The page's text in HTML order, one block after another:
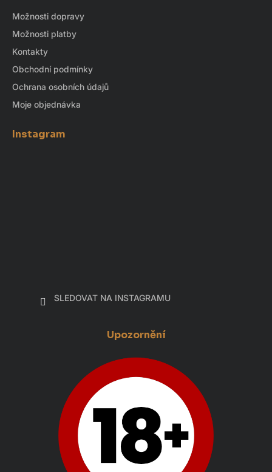
Možnosti dopravy
Možnosti platby
Kontakty
Obchodní podmínky
Ochrana osobních údajů
Moje objednávka
Instagram
SLEDOVAT NA INSTAGRAMU
Upozornění